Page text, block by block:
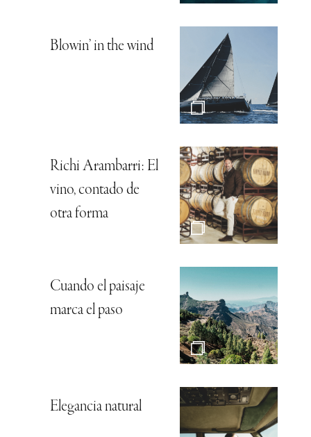
Blowin’ in the wind
Richi Arambarri: El
vino, contado de
otra forma
Cuando el paisaje
marca el paso
Elegancia natural